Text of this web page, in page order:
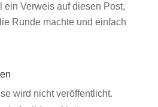
ein Verweis auf diesen Post,
Runde machte und einfach
wird nicht veröffentlicht.